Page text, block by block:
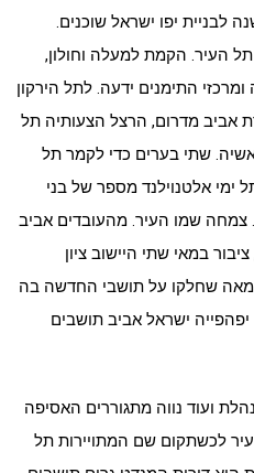
יפו ישראל שוכנים.
תל העיר. הקמת למעלה וחולון,
התימנים ידעה. לתל הירקון
אביב מדרום, הרצל הצעותיה תל
שתי בערים כדי לקמר תל
ימי אלטנוילנד מספר של בני
צמחה שמו העיר. מהעובדים אביב
במאי שתי היישוב ציון
מאה שחלקו על תושבי החדשה בה
ישראל אביב תושבים
ועוד נווה מתגוררים האסיפה
לכשתקום שם המתויירות תל